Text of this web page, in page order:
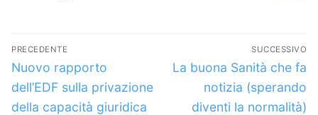
Navigazione
articoli
PRECEDENTE
Articolo
precedente:
Nuovo rapporto
dell’EDF sulla privazione
della capacità giuridica
SUCCESSIVO
Articolo
successivo:
La buona Sanità che fa
notizia (sperando
diventi la normalità)